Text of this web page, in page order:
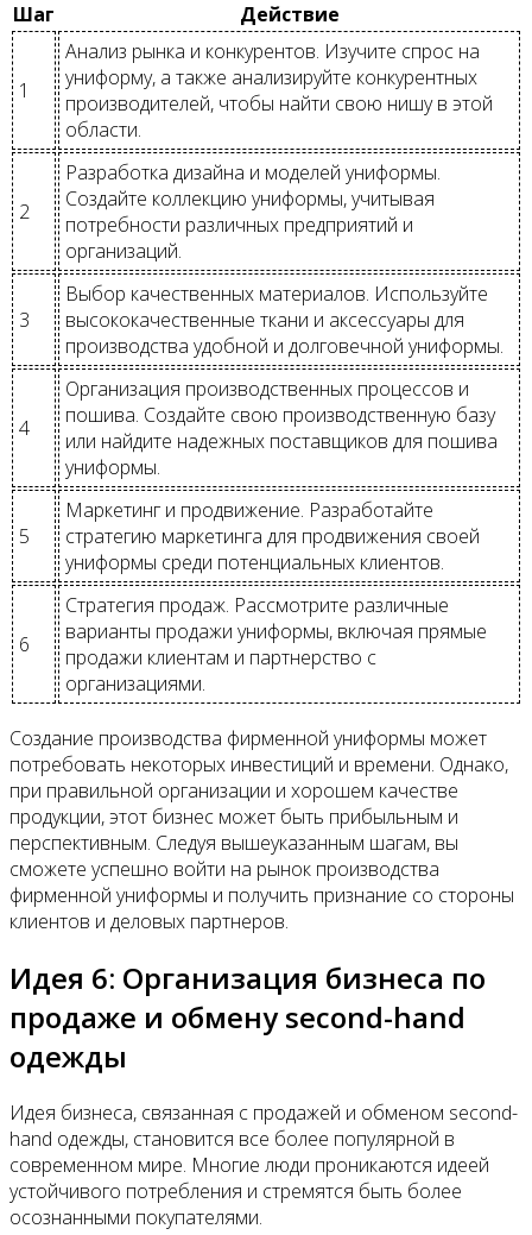
Шаг
Действие
1
Анализ рынка и конкурентов. Изучите спрос на
униформу, а также анализируйте конкурентных
производителей, чтобы найти свою нишу в этой
области.
2
Разработка дизайна и моделей униформы.
Создайте коллекцию униформы, учитывая
потребности различных предприятий и
организаций.
3
Выбор качественных материалов. Используйте
высококачественные ткани и аксессуары для
производства удобной и долговечной униформы.
4
Организация производственных процессов и
пошива. Создайте свою производственную базу
или найдите надежных поставщиков для пошива
униформы.
5
Маркетинг и продвижение. Разработайте
стратегию маркетинга для продвижения своей
униформы среди потенциальных клиентов.
6
Стратегия продаж. Рассмотрите различные
варианты продажи униформы, включая прямые
продажи клиентам и партнерство с
организациями.
Создание производства фирменной униформы может
потребовать некоторых инвестиций и времени. Однако,
при правильной организации и хорошем качестве
продукции, этот бизнес может быть прибыльным и
перспективным. Следуя вышеуказанным шагам, вы
сможете успешно войти на рынок производства
фирменной униформы и получить признание со стороны
клиентов и деловых партнеров.
Идея 6: Организация бизнеса по
продаже и обмену second-hand
одежды
Идея бизнеса, связанная с продажей и обменом second-
hand одежды, становится все более популярной в
современном мире. Многие люди проникаются идеей
устойчивого потребления и стремятся быть более
осознанными покупателями.